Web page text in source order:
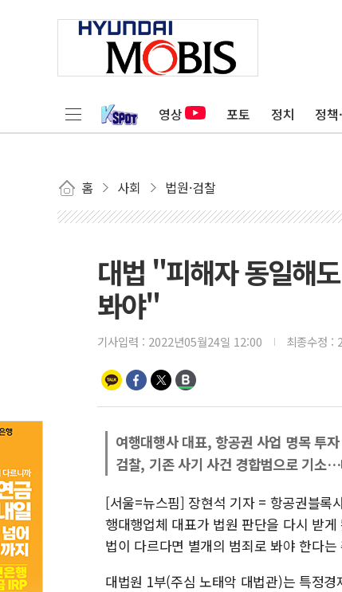
영상 포토 정치 정책
홈 사회 법원·검찰
대법 "피해자 동일해
봐야"
기사입력 : 2022년05월24일 12:00 최종수정 :
여행대행사 대표, 항공권 사업 명목 투
검찰, 기존 사기 사건 경합범으로 기소
[서울=뉴스핌] 장현석 기자 = 항공권블록
행대행업체 대표가 법원 판단을 다시 받
법이 다르다면 별개의 범죄로 봐야 한다는
대법원 1부(주심 노태악 대법관)는 특정